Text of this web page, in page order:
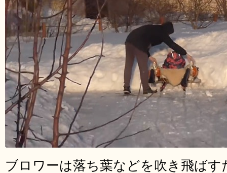
ブロワーは落ち葉などを吹き飛ば